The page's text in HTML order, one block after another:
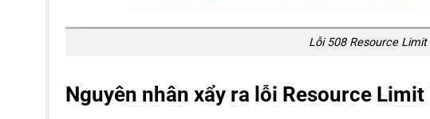
Lỗi 508 Resource
Nguyên nhân xẩy ra lỗi Resource Limit